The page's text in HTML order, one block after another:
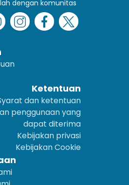
dengan komunitas
Ketentuan
dan ketentuan
penggunaan yang
dapat diterima
Kebijakan privasi
Kebijakan Cookie